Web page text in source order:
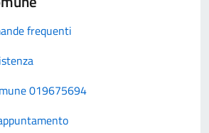
frequenti
019675694